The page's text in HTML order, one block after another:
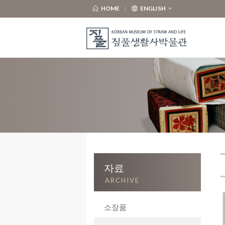
HOME ENGLISH
자료
ARCHIVE
소장품